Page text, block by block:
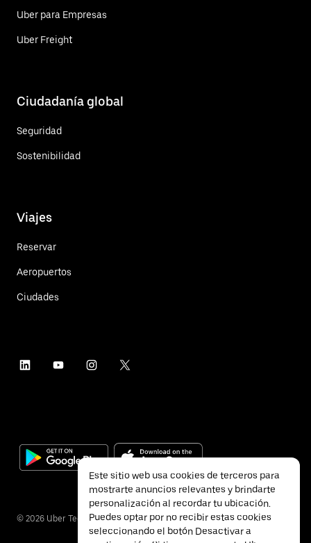
Uber para Empresas
Uber Freight
Ciudadanía global
Seguridad
Sostenibilidad
Viajes
Reservar
Aeropuertos
Ciudades
© 2026 Uber Technologies Inc.
Este sitio web usa cookies de terceros para
mostrarte anuncios relevantes y brindarte
personalización al recordar tu ubicación.
Puedes optar por no recibir estas cookies
seleccionando el botón Desactivar a